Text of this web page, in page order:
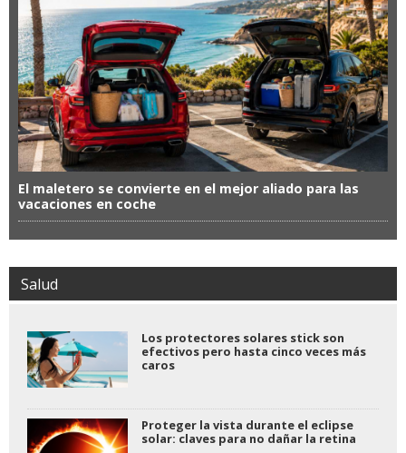
El maletero se convierte en el mejor aliado para las
vacaciones en coche
Salud
Los protectores solares stick son
efectivos pero hasta cinco veces más
caros
Proteger la vista durante el eclipse
solar: claves para no dañar la retina